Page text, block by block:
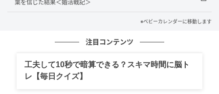
次の日の夜も証拠を集めるべく、夫が寝てからLINEア
ルバムを見ることに。そこには、夫と後輩の仲睦まじ
「おい！ 起きろよ！ なんだよこの写真は！」と、夫に
葉を信じた結果＜婚活戦記＞
※ベビーカレンダーに移動します
注目コンテンツ
工夫して10秒で暗算できる？スキマ時間に脳ト
レ【毎日クイズ】